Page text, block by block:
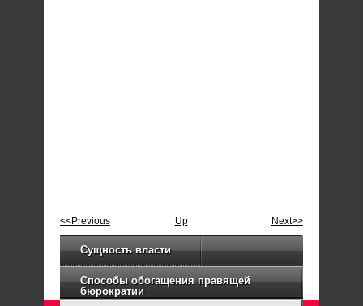
<<Previous Up Next>>
Сущность власти
Способы обогащения правящей
бюрократии